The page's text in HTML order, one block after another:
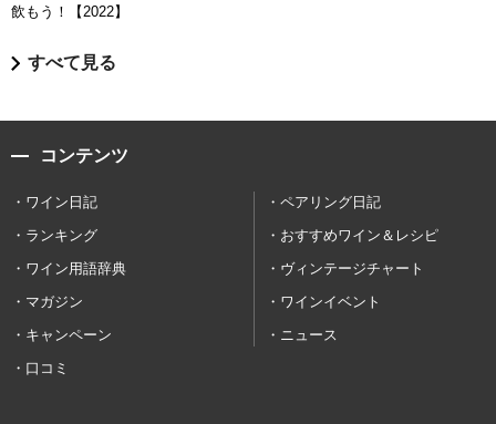
飲もう！【2022】
すべて見る
コンテンツ
ワイン日記
ペアリング日記
ランキング
おすすめワイン＆レシピ
ワイン用語辞典
ヴィンテージチャート
マガジン
ワインイベント
キャンペーン
ニュース
口コミ